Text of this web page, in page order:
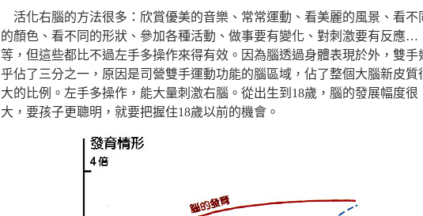
活化右腦的方法很多：欣賞優美的音樂、常常運動、看美麗的風景、看不
的顏色、看不同的形狀、參加各種活動、做事要有變化、對刺激要有反應…
等，但這些都比不過左手多操作來得有效。因為腦透過身體表現於外，雙手
乎佔了三分之一，原因是司營雙手運動功能的腦區域，佔了整個大腦新皮質
大的比例。左手多操作，能大量刺激右腦。從出生到18歲，腦的發展幅度很
大，要孩子更聰明，就要把握住18歲以前的機會。